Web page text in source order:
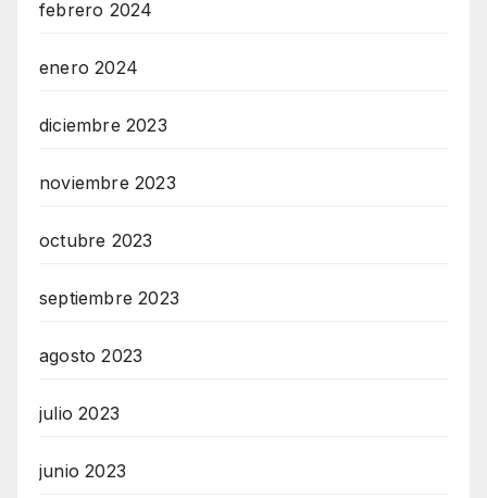
febrero 2024
enero 2024
diciembre 2023
noviembre 2023
octubre 2023
septiembre 2023
agosto 2023
julio 2023
junio 2023